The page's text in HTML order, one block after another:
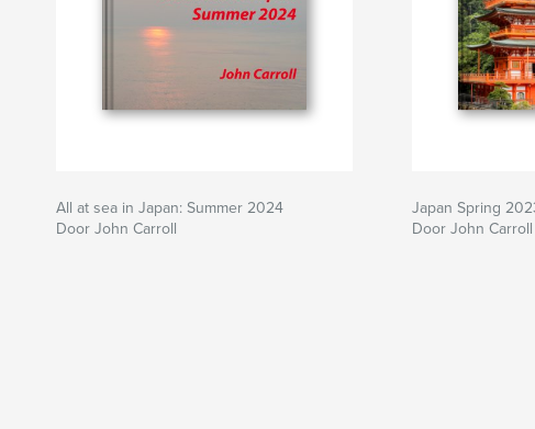
All at sea in Japan: Summer 2024
Door John Carroll
Japan Spring
Door John Carroll